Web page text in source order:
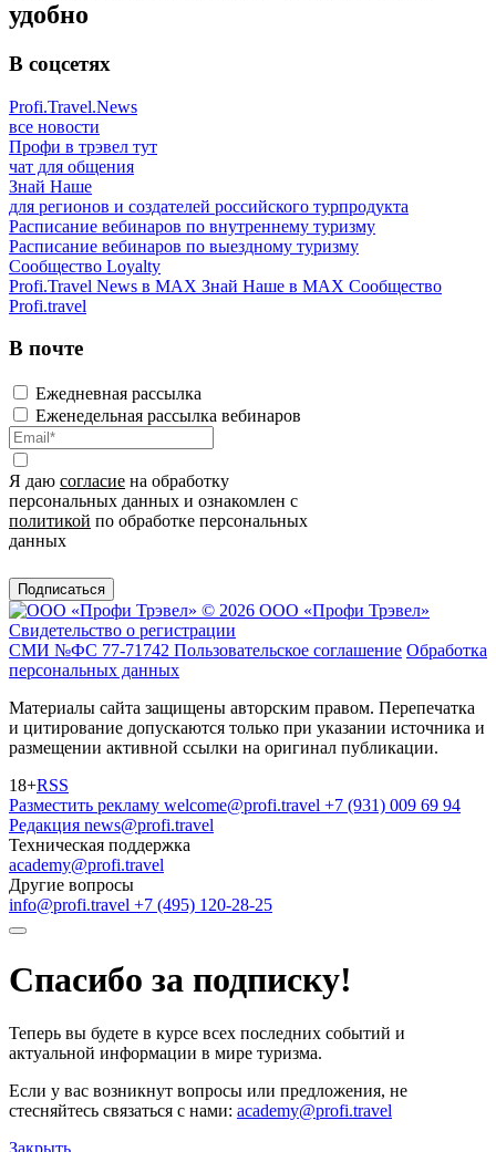
удобно
В соцсетях
Profi.Travel.News
все новости
Профи в трэвел тут
чат для общения
Знай Наше
для регионов и создателей российского турпродукта
Расписание вебинаров по внутреннему туризму
Расписание вебинаров по выездному туризму
Сообщество Loyalty
Profi.Travel News в MAX Знай Наше в MAX Сообщество
Profi.travel
В почте
Ежедневная рассылка
Еженедельная рассылка вебинаров
Я даю согласие на обработку
персональных данных и ознакомлен с
политикой по обработке персональных
данных
Подписаться
© 2026 ООО «Профи Трэвeл»
Свидетельство о регистрации
СМИ №ФС 77-71742 Пользовательское соглашение Обработка
персональных данных
Материалы сайта защищены авторским правом. Перепечатка
и цитирование допускаются только при указании источника и
размещении активной ссылки на оригинал публикации.
18+RSS
Разместить рекламу welcome@profi.travel +7 (931) 009 69 94
Редакция news@profi.travel
Техническая поддержка
academy@profi.travel
Другие вопросы
info@profi.travel +7 (495) 120-28-25
Спасибо за подписку!
Теперь вы будете в курсе всех последних событий и
актуальной информации в мире туризма.
Если у вас возникнут вопросы или предложения, не
стесняйтесь связаться с нами: academy@profi.travel
Закрыть